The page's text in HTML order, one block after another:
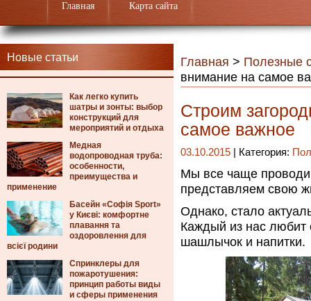
Главная Карта сайта
Новые статьи
Как легко купить
шатры и зонты: выбор
конструкций для
мероприятий и отдыха
Медная
водопроводная труба:
особенности,
преимущества и
применение
Басейн «Софія Sport»
у Києві: комфортне
плавання та
оздоровлення для
всієї родини
Спринклеры для
пожаротушения:
принцип работы виды
и сферы применения
Главная > Полезные
внимание на самое
Строим
самое важное
03.10.2015 | Категория:
Мы все чаще
представляем свою
Однако, стало
Каждый из нас любит
шашлычок и напитки.